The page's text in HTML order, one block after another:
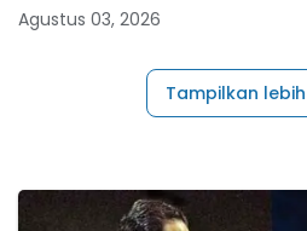
Agustus 03, 2026
Tampilkan